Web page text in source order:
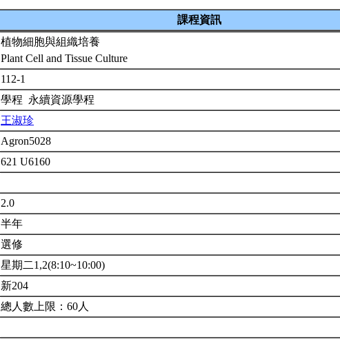
課程資訊
植物細胞與組織培養
Plant Cell and Tissue Culture
112-1
學程 永續資源學程
王淑珍
Agron5028
621 U6160
2.0
半年
選修
星期二1,2(8:10~10:00)
新204
總人數上限：60人